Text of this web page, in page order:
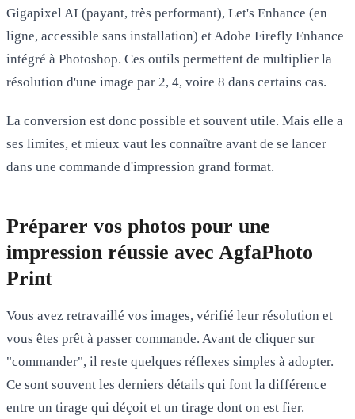
Gigapixel AI (payant, très performant), Let's Enhance (en
ligne, accessible sans installation) etAdobe Firefly Enhance
intégré à Photoshop. Ces outils permettent de multiplier la
résolution d'une image par 2, 4, voire 8 dans certains cas.
La conversion est donc possible et souvent utile. Mais elle a
ses limites, et mieux vaut les connaître avant de se lancer
dans une commande d'impression grand format.
Préparer vos photos pour une
impression réussie avec AgfaPhoto
Print
Vous avez retravaillé vos images, vérifié leur résolution et
vous êtes prêt à passer commande. Avant de cliquer sur
"commander", il reste quelques réflexes simples à adopter.
Ce sont souvent les derniers détails qui font la différence
entre un tirage qui déçoit et un tirage dont on est fier.